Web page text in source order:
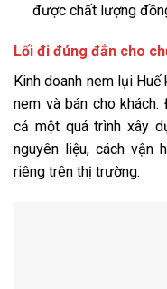
được chất lượng
Lối đi đúng đắn cho
Kinh doanh nem lụi
nem và bán cho
cả một quá trình xây
nguyên liệu, cách vận
riêng trên thị trường.